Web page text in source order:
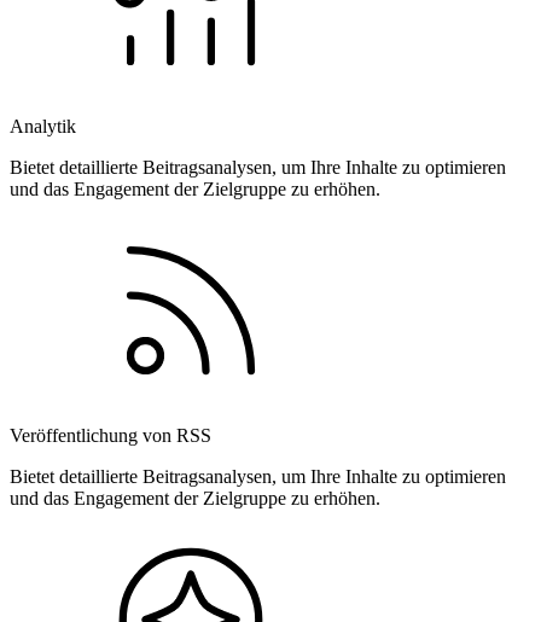
Analytik
Bietet detaillierte Beitragsanalysen, um Ihre Inhalte zu optimieren
und das Engagement der Zielgruppe zu erhöhen.
Veröffentlichung von RSS
Bietet detaillierte Beitragsanalysen, um Ihre Inhalte zu optimieren
und das Engagement der Zielgruppe zu erhöhen.